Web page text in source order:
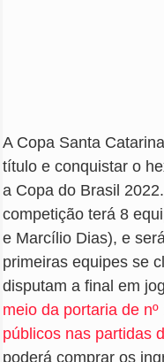
A Copa Santa
título e conquistar o
a Copa do Brasil
competição terá 8
e Marcílio Dias), e
primeiras equipes se
disputam a final em
meio da portaria de
públicos nas partidas
poderá comprar os